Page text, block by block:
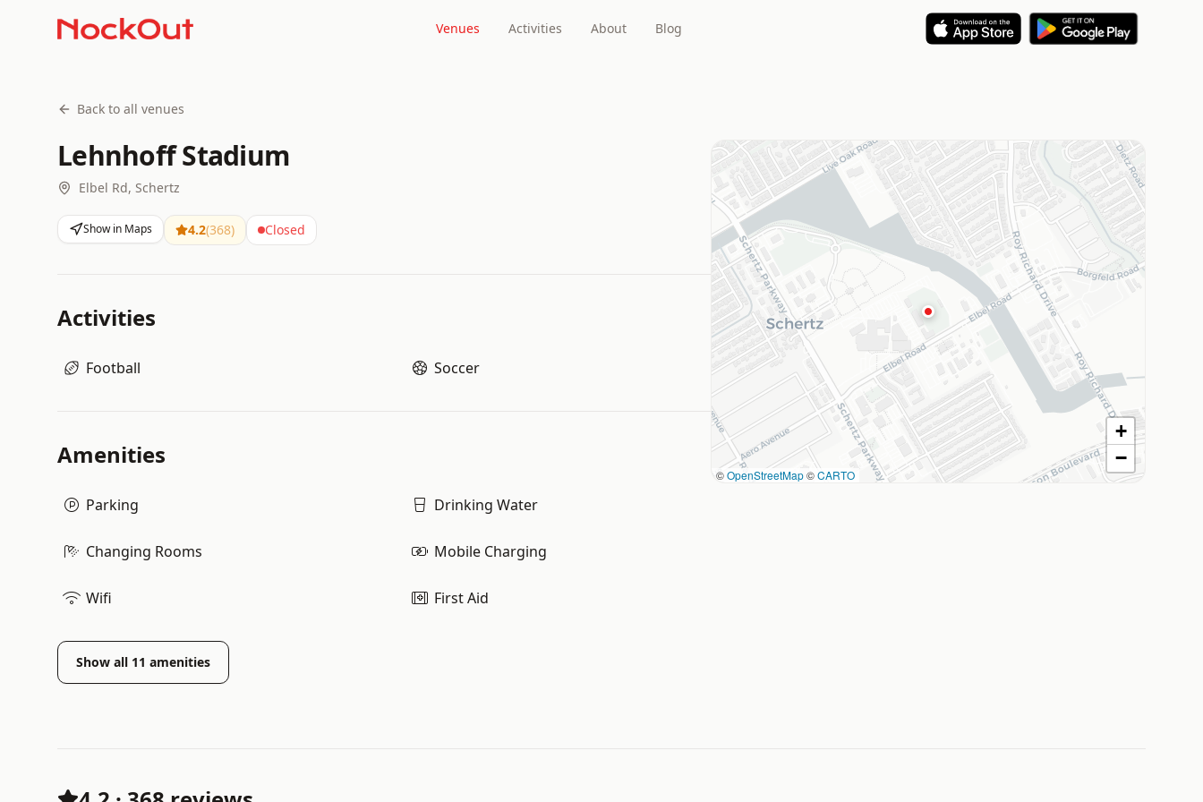
Venues Activities About Blog
Back to all venues
Lehnhoff Stadium
Elbel Rd, Schertz
Show in Maps 4.2(368) Closed
Activities
Football Soccer
Amenities
Parking Drinking Water
Changing Rooms Mobile Charging
Wifi First Aid
Show all 11 amenities
©OpenStreetMap©CARTO
+
−